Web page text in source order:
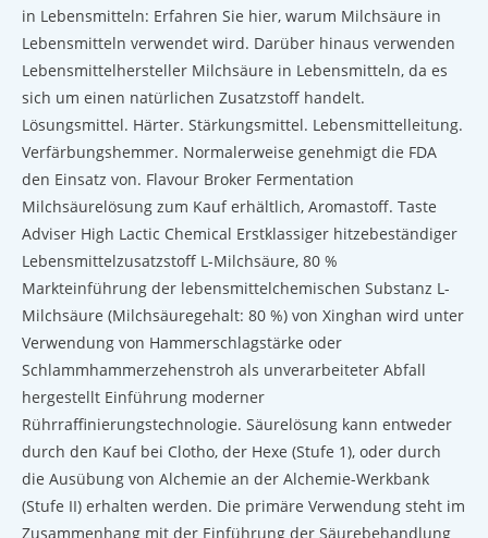
in Lebensmitteln: Erfahren Sie hier, warum Milchsäure in
Lebensmitteln verwendet wird. Darüber hinaus verwenden
Lebensmittelhersteller Milchsäure in Lebensmitteln, da es
sich um einen natürlichen Zusatzstoff handelt.
Lösungsmittel. Härter. Stärkungsmittel. Lebensmittelleitung.
Verfärbungshemmer. Normalerweise genehmigt die FDA
den Einsatz von. Flavour Broker Fermentation
Milchsäurelösung zum Kauf erhältlich, Aromastoff. Taste
Adviser High Lactic Chemical Erstklassiger hitzebeständiger
Lebensmittelzusatzstoff L-Milchsäure, 80 %
Markteinführung der lebensmittelchemischen Substanz L-
Milchsäure (Milchsäuregehalt: 80 %) von Xinghan wird unter
Verwendung von Hammerschlagstärke oder
Schlammhammerzehenstroh als unverarbeiteter Abfall
hergestellt Einführung moderner
Rührraffinierungstechnologie. Säurelösung kann entweder
durch den Kauf bei Clotho, der Hexe (Stufe 1), oder durch
die Ausübung von Alchemie an der Alchemie-Werkbank
(Stufe II) erhalten werden. Die primäre Verwendung steht im
Zusammenhang mit der Einführung der Säurebehandlung